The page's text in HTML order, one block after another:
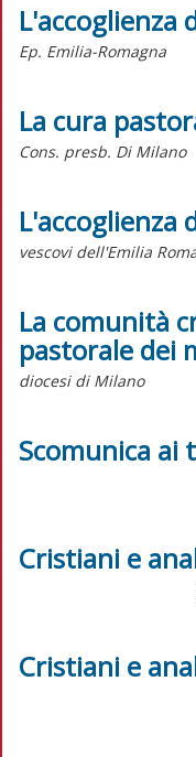
L'accoglienza
Ep. Emilia-Romagna
La cura
Cons. presb. Di Milano
L'accoglienza
vescovi dell'Emilia
La comunità
pastorale dei
diocesi di Milano
Scomunica
Cristiani e
Cristiani e